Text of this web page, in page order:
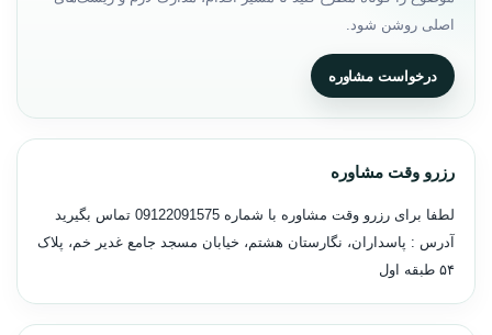
اصلی روشن شود.
درخواست مشاوره
رزرو وقت مشاوره
لطفا برای رزرو وقت مشاوره با شماره 09122091575 تماس بگیرید
آدرس : پاسداران، نگارستان هشتم، خیابان مسجد جامع غدیر خم، پلاک
۵۴ طبقه اول